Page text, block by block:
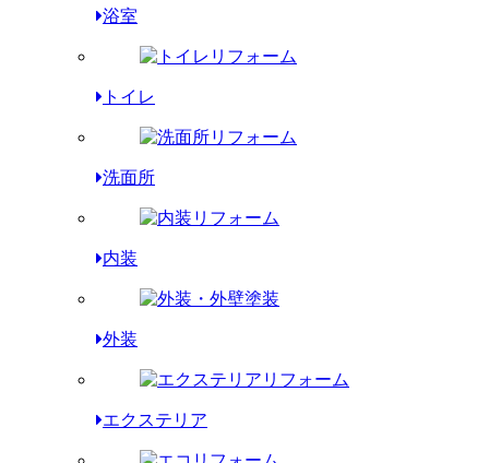
浴室
トイレ
洗面所
内装
外装
エクステリア